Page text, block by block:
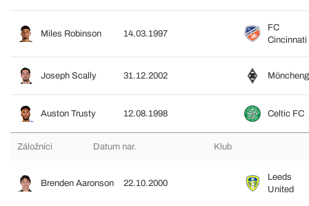
Miles Robinson 14.03.1997
FC
Cincinnati
Joseph Scally 31.12.2002
Auston Trusty 12.08.1998 Celtic FC
Záložníci Datum nar. Klub
Brenden Aaronson 22.10.2000
Leeds
United